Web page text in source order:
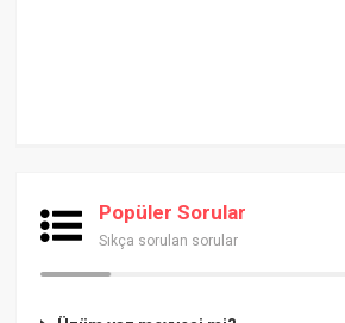
Popüler Sorular
Sıkça sorulan sorular